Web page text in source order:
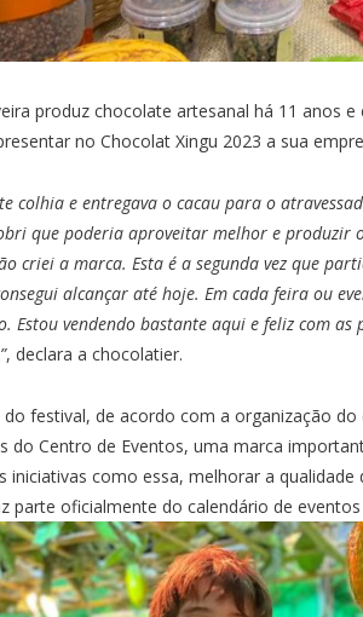
produz chocolate artesanal há 11 anos
no Chocolat Xingu 2023 a sua
colhia e entregava o cacau para o
que poderia aproveitar melhor e produzir
criei a marca. Esta é a segunda vez que
alcançar até hoje. Em cada feira ou
Estou vendendo bastante aqui e feliz com as
, declara a chocolatier.
festival, de acordo com a organização
do Centro de Eventos, uma marca
iniciativas como essa, melhorar a
parte oficialmente do calendário de